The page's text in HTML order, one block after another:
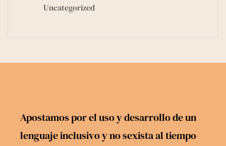
Uncategorized
Apostamos por el uso y desarrollo de un
lenguaje inclusivo y no sexista al tiempo